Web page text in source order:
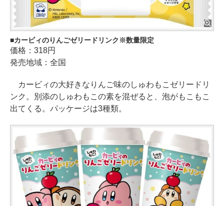
カービィのりんごゼリードリンク※数量限定
価格：318円
発売地域：全国
カービィの大好きなりんご味のしゅわもこゼリードリ
ンク。別添のしゅわもこの素を混ぜると、泡がもこもこ
出てくる。パッケージは3種類。